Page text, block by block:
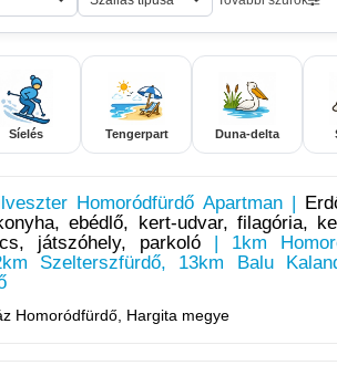
Síelés Tengerpart Duna-delta
Homoródfürdő Apartman |
ebédlő, kert-udvar, filagória,
játszóhely, parkoló | 1km
Szelterszfürdő, 13km Balu
Homoródfürdő, Hargita megye